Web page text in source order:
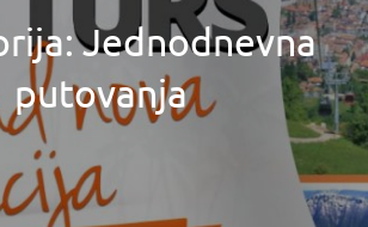
Jednodnevna
putovanja